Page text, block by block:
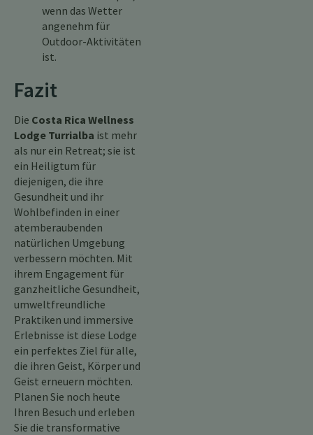
wenn das Wetter
angenehm für
Outdoor-Aktivitäten
ist.
Fazit
Die Costa Rica Wellness
Lodge Turrialba ist mehr
als nur ein Retreat; sie ist
ein Heiligtum für
diejenigen, die ihre
Gesundheit und ihr
Wohlbefinden in einer
atemberaubenden
natürlichen Umgebung
verbessern möchten. Mit
ihrem Engagement für
ganzheitliche Gesundheit,
umweltfreundliche
Praktiken und immersive
Erlebnisse ist diese Lodge
ein perfektes Ziel für alle,
die ihren Geist, Körper und
Geist erneuern möchten.
Planen Sie noch heute
Ihren Besuch und erleben
Sie die transformative